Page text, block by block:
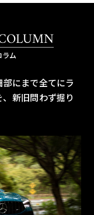
ラム
にまで全てにラ
新旧問わず掘り